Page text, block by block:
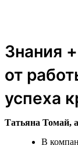
Знания
от
успеха
Татьяна Томай,
В